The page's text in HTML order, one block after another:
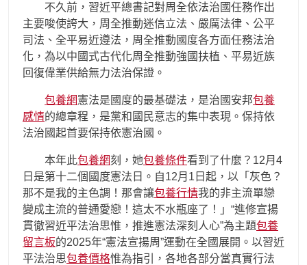
不久前，習近平總書記對周全依法治國任務作出
主要唆使誇大，周全推動迷信立法、嚴厲法律、公平
司法、全平易近遵法，周全推動國度各方面任務法治
化，為以中國式古代化周全推動強國扶植、平易近族
回復偉業供給無力法治保證。
包養網憲法是國度的最基礎法，是治國安邦包養
感情的總章程，是黨和國民意志的集中表現。保持依
法治國起首要保持依憲治國。
本年此包養網刻，她包養條件看到了什麼？12月4
日是第十二個國度憲法日。自12月1日起，以「灰色？
那不是我的主色調！那會讓包養行情我的非主流單戀
變成主流的普通愛戀！這太不水瓶座了！」“進修宣揚
貫徹習近平法治思惟，推進憲法深刻人心”為主題包養
留言板的2025年“憲法宣揚周”運動在全國展開。以習近
平法治思包養價格惟為指引，各地各部分當真實行法